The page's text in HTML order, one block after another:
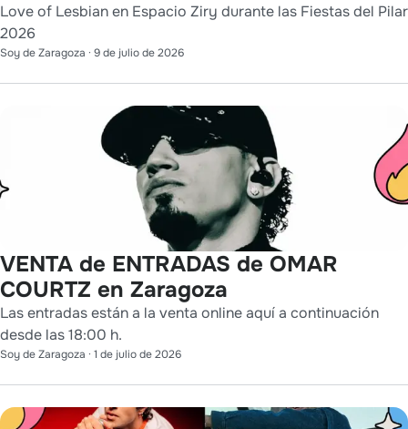
Love of Lesbian en Espacio Ziry durante las Fiestas del Pilar
2026
Soy de Zaragoza · 9 de julio de 2026
VENTA de ENTRADAS de OMAR
COURTZ en Zaragoza
Las entradas están a la venta online aquí a continuación
desde las 18:00 h.
Soy de Zaragoza · 1 de julio de 2026